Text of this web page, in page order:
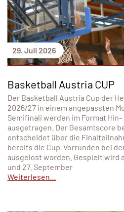
29. Juli 2026
Basketball Austria CUP
Der Basketball Austria Cup der
2026/27 in einem angepassten
Semifinali werden im Format
ausgetragen. Der Gesamtscore
entscheidet über die
bereits die Cup-Vorrunden bei
ausgelost worden. Gespielt wird
und 27. September
Weiterlesen...